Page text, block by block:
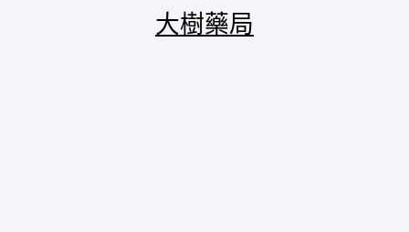
大樹藥局